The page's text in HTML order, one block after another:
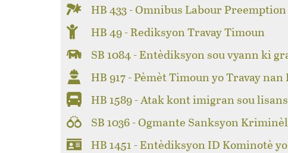
HB 433 - Omnibus Labour Preemption
HB 49 - Rediksyon Travay Timoun
SB 1084 - Entèdiksyon sou vyann ki
HB 917 - Pèmèt Timoun yo Travay
HB 1589 - Atak kont imigran sou
SB 1036 - Ogmante Sanksyon
HB 1451 - Entèdiksyon ID Kominotè yo